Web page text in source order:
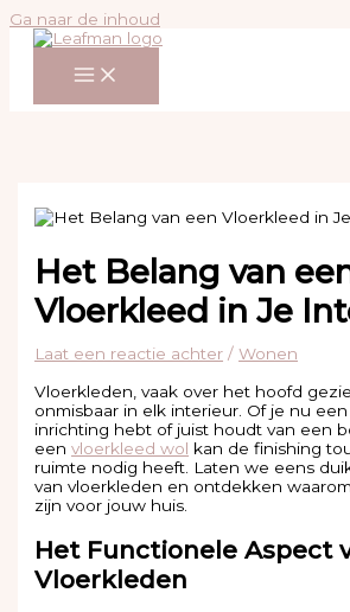
Ga naar de inhoud
Het Belang van
Vloerkleed in Je
Laat een reactie achter /Wonen
Vloerkleden, vaak over het hoofd
onmisbaar in elk interieur. Of je nu
inrichting hebt of juist houdt van een
eenvloerkleed wol kan de finishing
ruimte nodig heeft. Laten we eens
van vloerkleden en ontdekken
zijn voor jouw huis.
Het Functionele Aspect
Vloerkleden